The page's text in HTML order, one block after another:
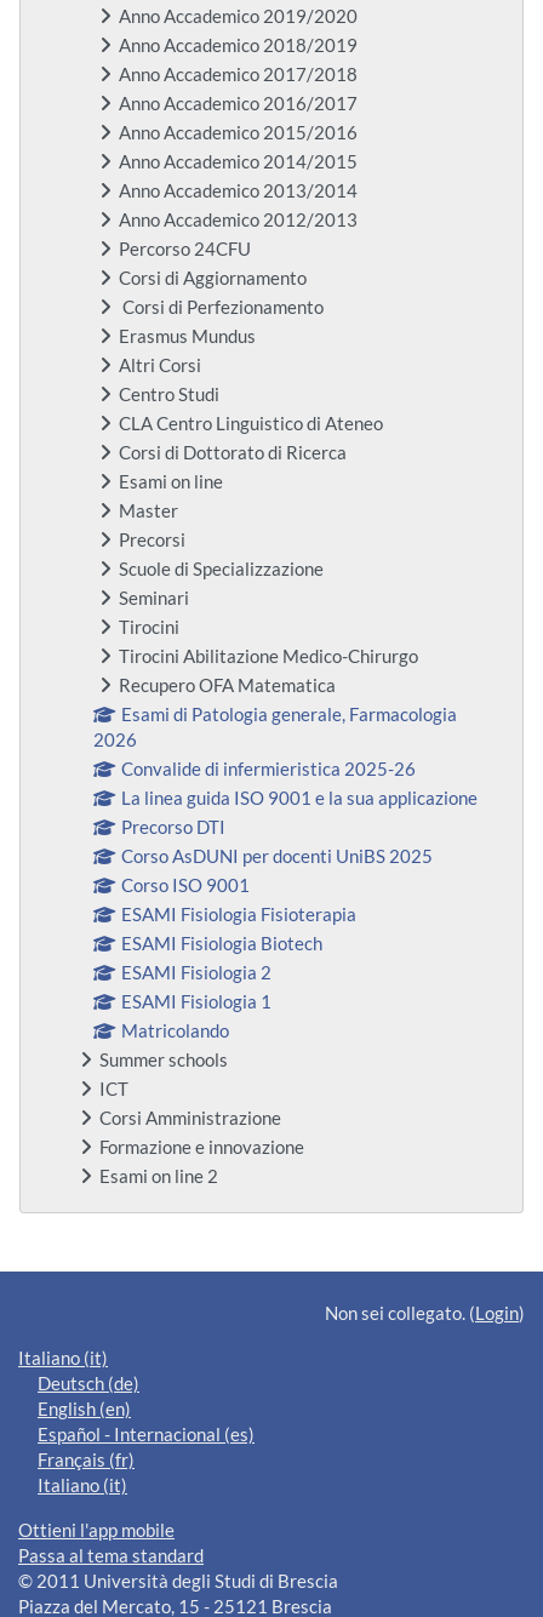
Anno Accademico 2019/2020
Anno Accademico 2018/2019
Anno Accademico 2017/2018
Anno Accademico 2016/2017
Anno Accademico 2015/2016
Anno Accademico 2014/2015
Anno Accademico 2013/2014
Anno Accademico 2012/2013
Percorso 24CFU
Corsi di Aggiornamento
Corsi di Perfezionamento
Erasmus Mundus
Altri Corsi
Centro Studi
CLA Centro Linguistico di Ateneo
Corsi di Dottorato di Ricerca
Esami on line
Master
Precorsi
Scuole di Specializzazione
Seminari
Tirocini
Tirocini Abilitazione Medico-Chirurgo
Recupero OFA Matematica
Esami di Patologia generale, Farmacologia
2026
Convalide di infermieristica 2025-26
La linea guida ISO 9001 e la sua applicazione
Precorso DTI
Corso AsDUNI per docenti UniBS 2025
Corso ISO 9001
ESAMI Fisiologia Fisioterapia
ESAMI Fisiologia Biotech
ESAMI Fisiologia 2
ESAMI Fisiologia 1
Matricolando
Summer schools
ICT
Corsi Amministrazione
Formazione e innovazione
Esami on line 2
Blocchi supplementari
Non sei collegato. (Login)
Italiano ‎(it)‎
Deutsch ‎(de)‎
English ‎(en)‎
Español - Internacional ‎(es)‎
Français ‎(fr)‎
Italiano ‎(it)‎
Ottieni l'app mobile
Passa al tema standard
© 2011 Università degli Studi di Brescia
Piazza del Mercato, 15 - 25121 Brescia